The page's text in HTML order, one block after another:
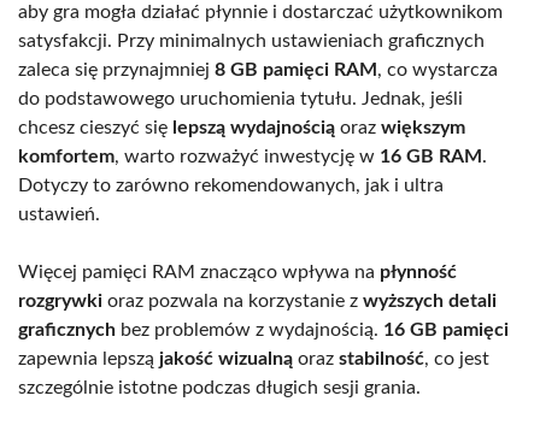
aby gra mogła działać płynnie i dostarczać użytkownikom
satysfakcji. Przy minimalnych ustawieniach graficznych
zaleca się przynajmniej 8 GB pamięci RAM , co wystarcza
do podstawowego uruchomienia tytułu. Jednak, jeśli
chcesz cieszyć się lepszą wydajnością oraz większym
komfortem, warto rozważyć inwestycję w 16 GB RAM .
Dotyczy to zarówno rekomendowanych, jak i ultra
ustawień.
Więcej pamięci RAM znacząco wpływa na płynność
rozgrywki oraz pozwala na korzystanie z wyższych detali
graficznych bez problemów z wydajnością. 16 GB pamięci
zapewnia lepszą jakość wizualną oraz stabilność, co jest
szczególnie istotne podczas długich sesji grania.